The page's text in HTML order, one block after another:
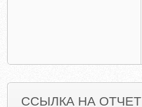
ССЫЛКА НА ОТЧЕТ